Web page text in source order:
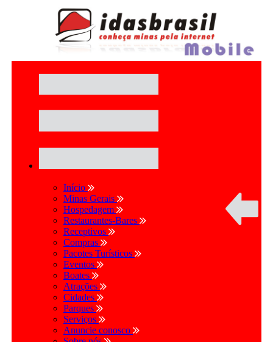
Início
Minas Gerais
Hospedagem
Restaurantes-Bares
Receptivos
Compras
Pacotes Turísticos
Eventos
Boates
Atrações
Cidades
Parques
Serviços
Anuncie conosco